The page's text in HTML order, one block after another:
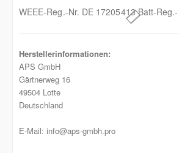
WEEE-Reg.-Nr. DE 17205413 Batt-
Herstellerinformationen:
APS GmbH
Gärtnerweg 16
49504 Lotte
Deutschland
E-Mail: info@aps-gmbh.pro